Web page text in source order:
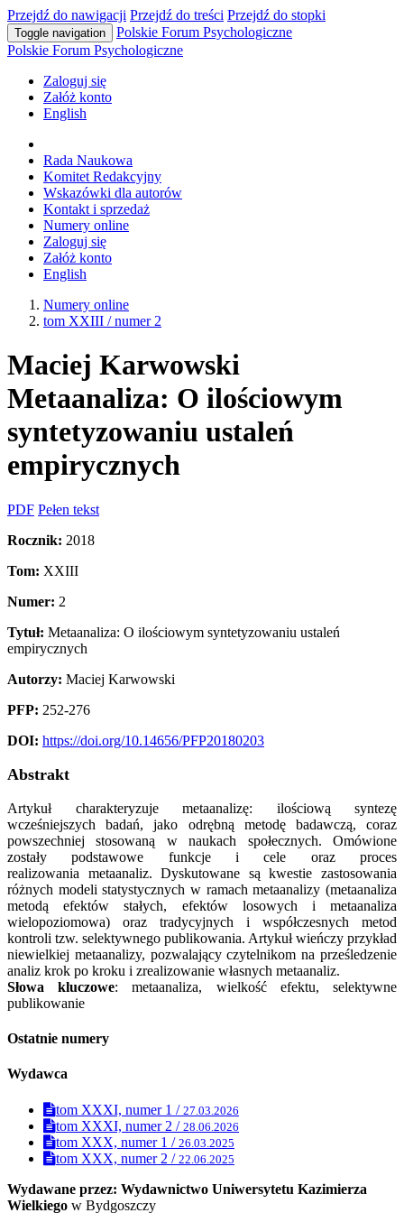
Przejdź do nawigacji Przejdź do treści Przejdź do stopki
Toggle navigation
Polskie Forum Psychologiczne
Polskie Forum Psychologiczne
Zaloguj się
Załóż konto
English
Rada Naukowa
Komitet Redakcyjny
Wskazówki dla autorów
Kontakt i sprzedaż
Numery online
Zaloguj się
Załóż konto
English
Numery online
tom XXIII / numer 2
Maciej Karwowski
Metaanaliza: O ilościowym
syntetyzowaniu ustaleń
empirycznych
PDF Pełen tekst
Rocznik: 2018
Tom: XXIII
Numer: 2
Tytuł: Metaanaliza: O ilościowym syntetyzowaniu ustaleń
empirycznych
Autorzy: Maciej Karwowski
PFP: 252-276
DOI: https://doi.org/10.14656/PFP20180203
Abstrakt
Artykuł charakteryzuje metaanalizę: ilościową syntezę
wcześniejszych badań, jako odrębną metodę badawczą, coraz
powszechniej stosowaną w naukach społecznych. Omówione
zostały podstawowe funkcje i cele oraz proces
realizowania metaanaliz. Dyskutowane są kwestie zastosowania
różnych modeli statystycznych w ramach metaanalizy (metaanaliza
metodą efektów stałych, efektów losowych i metaanaliza
wielopoziomowa) oraz tradycyjnych i współczesnych metod
kontroli tzw. selektywnego publikowania. Artykuł wieńczy przykład
niewielkiej metaanalizy, pozwalający czytelnikom na prześledzenie
analiz krok po kroku i zrealizowanie własnych metaanaliz.
Słowa kluczowe: metaanaliza, wielkość efektu, selektywne
publikowanie
Ostatnie numery
Wydawca
tom XXXI, numer 1 / 27.03.2026
tom XXXI, numer 2 / 28.06.2026
tom XXX, numer 1 / 26.03.2025
tom XXX, numer 2 / 22.06.2025
Wydawane przez: Wydawnictwo Uniwersytetu Kazimierza
Wielkiego w Bydgoszczy